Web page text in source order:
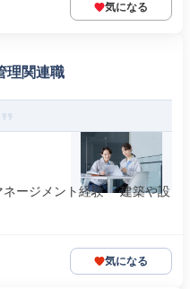
気になる
理関連職
ージメント経験 ・建築や設
気になる